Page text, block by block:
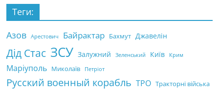
Теги:
Азов
Арестович Байрактар Бахмут Джавелін
Дід Стас ЗСУ Залужний Зеленський Київ Крим
Маріуполь Миколаїв Петріот
Русский военный корабль ТРО Тракторні війська